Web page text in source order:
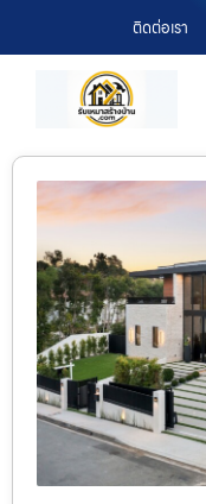
ติดต่อเรา